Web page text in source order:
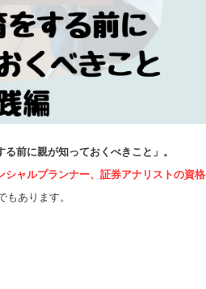
る前に親が知っておくべきこと」。
ャルプランナー、証券アナリストの資格
あります。